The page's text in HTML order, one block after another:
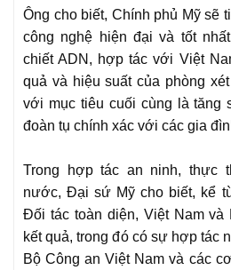
Ông cho biết, Chính phủ Mỹ sẽ
công nghệ hiện đại và tốt
chiết ADN, hợp tác với Việt
quả và hiệu suất của phòng
với mục tiêu cuối cùng là
đoàn tụ chính xác với các gia
Trong hợp tác an ninh, thực
nước, Đại sứ Mỹ cho biết, kể
Đối tác toàn diện, Việt Nam và
kết quả, trong đó có sự hợp tác
Bộ Công an Việt Nam và các